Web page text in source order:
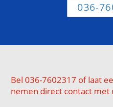
036-
Bel 036-7602317 of laat
nemen direct contact met